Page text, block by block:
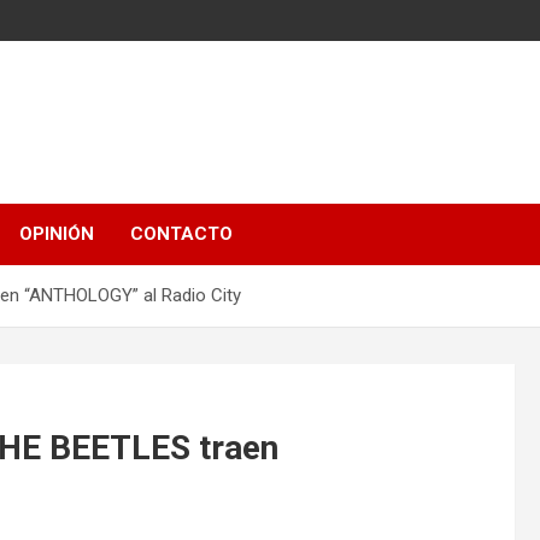
OPINIÓN CONTACTO
“ANTHOLOGY” al Radio City
BEETLES traen